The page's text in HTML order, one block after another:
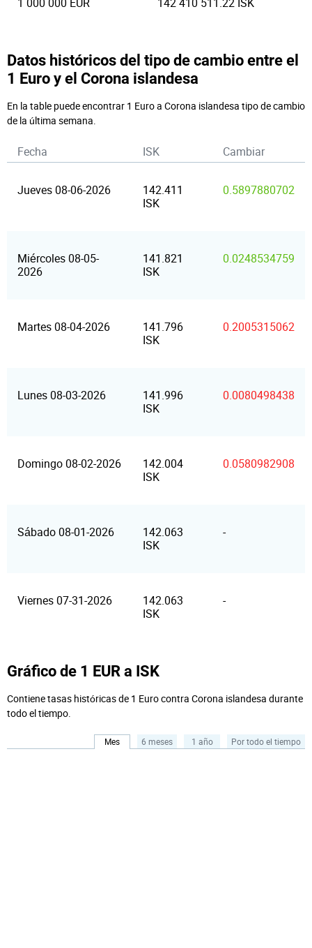
Datos históricos del tipo de cambio entre el
1 Euro y el Corona islandesa
En la table puede encontrar 1 Euro a Corona islandesa tipo de cambio
de la última semana.
Fecha ISK Cambiar
Jueves 08-06-2026
142.411
ISK
0.5897880702
Miércoles 08-05-
2026
141.821
ISK
0.0248534759
Martes 08-04-2026
141.796
ISK
0.2005315062
Lunes 08-03-2026
141.996
ISK
0.0080498438
Domingo 08-02-2026
142.004
ISK
0.0580982908
Sábado 08-01-2026
142.063
ISK
-
Viernes 07-31-2026
142.063
ISK
-
Gráfico de 1 EUR a ISK
Contiene tasas históricas de 1 Euro contra Corona islandesa durante
todo el tiempo.
Mes 6 meses 1 año Por todo el tiempo